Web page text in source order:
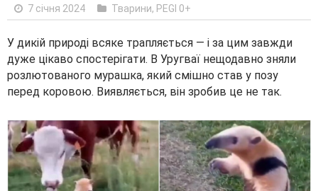
7 січня 2024 Тварини, PEGI 0+
У дикій природі всяке трапляється — і за цим завжди
дуже цікаво спостерігати. В Уругваї нещодавно зняли
розлютованого мурашка, який смішно став у позу
перед коровою. Виявляється, він зробив це не так.